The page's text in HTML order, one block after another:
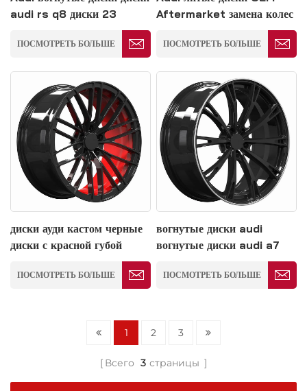
audi rs q8 диски 23
ПОСМОТРЕТЬ БОЛЬШЕ
Aftermarket замена колес
ПОСМОТРЕТЬ БОЛЬШЕ
диски ауди кастом черные
диски с красной губой
ПОСМОТРЕТЬ БОЛЬШЕ
вогнутые диски audi
вогнутые диски audi a7
черные диски 5*139.7
ПОСМОТРЕТЬ БОЛЬШЕ
1 2 3
Всего 3 страницы